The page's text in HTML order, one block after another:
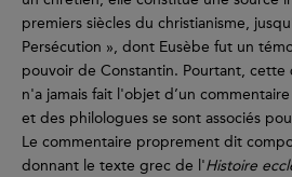
premiers siècles du christianisme,
Persécution », dont Eusèbe fut un
pouvoir de Constantin. Pourtant,
n'a jamais fait l'objet d’un
et des philologues se sont associés
Le commentaire proprement dit
donnant le texte grec de l'Histoire